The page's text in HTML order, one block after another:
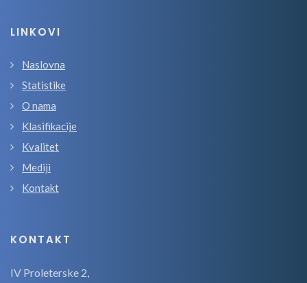
LINKOVI
Naslovna
Statistike
O nama
Klasifikacije
Kvalitet
Mediji
Kontakt
KONTAKT
IV Proleterske 2,